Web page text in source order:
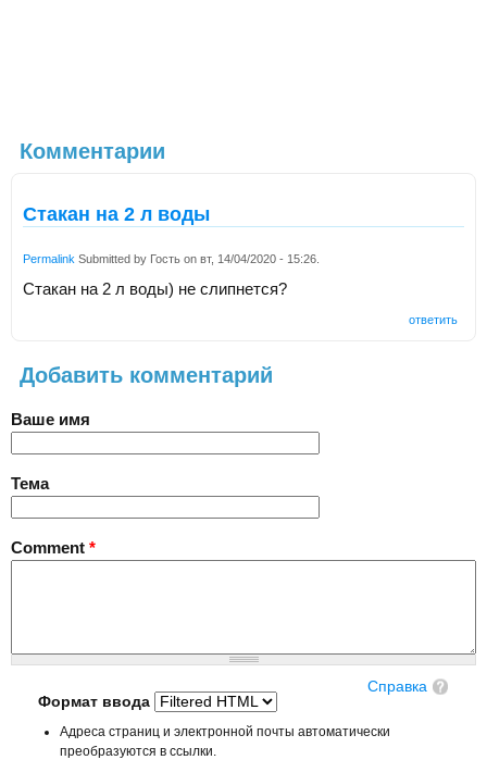
Комментарии
Стакан на 2 л воды
Permalink Submitted by Гость on вт, 14/04/2020 - 15:26
Стакан на 2 л воды) не слипнется?
ответить
Добавить комментарий
Ваше имя
Тема
Comment *
Справка
Формат ввода
Адреса страниц и электронной почты автоматически
преобразуются в ссылки.